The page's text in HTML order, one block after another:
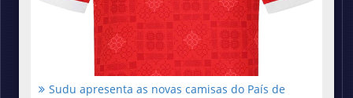
Sudu apresenta as novas camisas do País de